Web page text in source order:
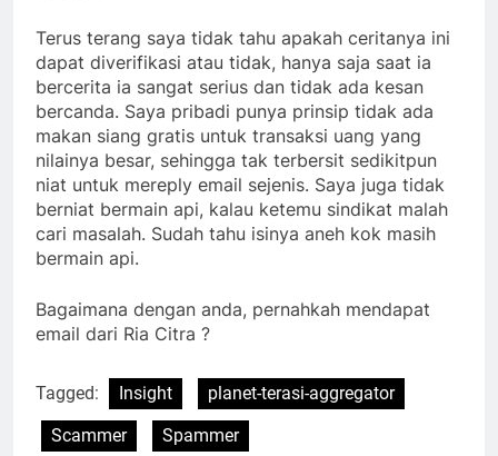
Terus terang saya tidak tahu apakah ceritanya ini
dapat diverifikasi atau tidak, hanya saja saat ia
bercerita ia sangat serius dan tidak ada kesan
bercanda. Saya pribadi punya prinsip tidak ada
makan siang gratis untuk transaksi uang yang
nilainya besar, sehingga tak terbersit sedikitpun
niat untuk mereply email sejenis. Saya juga tidak
berniat bermain api, kalau ketemu sindikat malah
cari masalah. Sudah tahu isinya aneh kok masih
bermain api.
Bagaimana dengan anda, pernahkah mendapat
email dari Ria Citra ?
Tagged: Insight
planet-terasi-aggregator
Scammer
Spammer